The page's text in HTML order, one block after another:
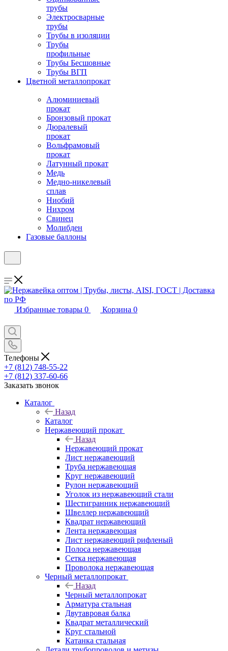
трубы
Электросварные
трубы
Трубы в изоляции
Трубы
профильные
Трубы Бесшовные
Трубы ВГП
Цветной металлопрокат
Алюминиевый
прокат
Бронзовый прокат
Дюралевый
прокат
Вольфрамовый
прокат
Латунный прокат
Медь
Медно-никелевый
сплав
Ниобий
Нихром
Свинец
Молибден
Газовые баллоны
Избранные товары 0 Корзина 0
Телефоны
+7 (812) 748-55-22
+7 (812) 337-60-66
Заказать звонок
Каталог
Назад
Каталог
Нержавеющий прокат
Назад
Нержавеющий прокат
Лист нержавеющий
Труба нержавеющая
Круг нержавеющий
Рулон нержавеющий
Уголок из нержавеющий стали
Шестигранник нержавеющий
Швеллер нержавеющий
Квадрат нержавеющий
Лента нержавеющая
Лист нержавеющий рифленый
Полоса нержавеющая
Сетка нержавеющая
Проволока нержавеющая
Черный металлопрокат
Назад
Черный металлопрокат
Арматура стальная
Двутавровая балка
Квадрат металлический
Круг стальной
Катанка стальная